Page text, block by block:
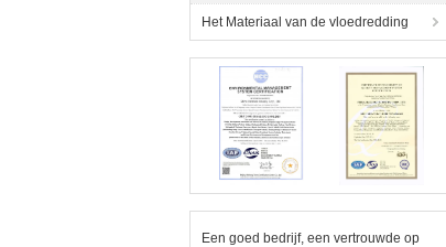
Het Materiaal van de vloedredding
Een goed bedrijf, een vertrouwde op